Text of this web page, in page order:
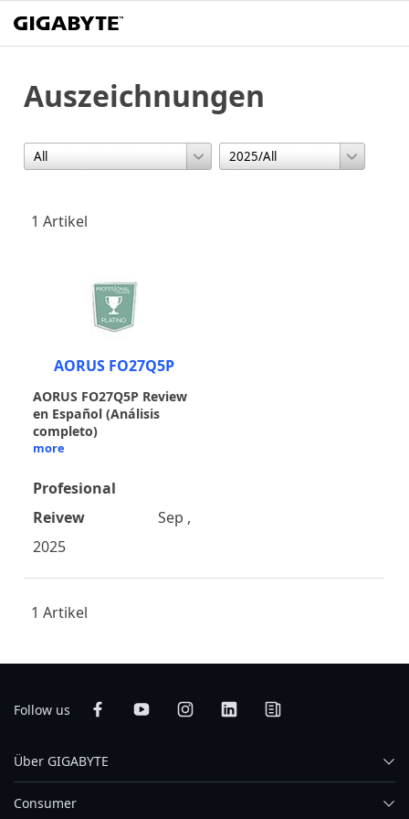
Auszeichnungen
1 Artikel
AORUS FO27Q5P
AORUS FO27Q5P Review
en Español (Análisis
completo)
more
Profesional
Reivew
Sep ,
2025
1 Artikel
Follow us
Über GIGABYTE
Consumer